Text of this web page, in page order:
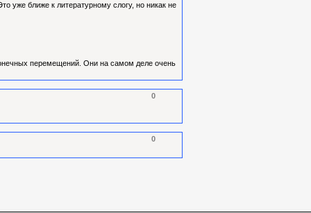
уже ближе к литературному слогу, но никак не
перемещений. Они на самом деле очень
0
0